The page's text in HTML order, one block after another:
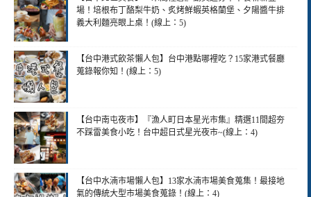
場！培根布丁酪梨牛奶、炙烤鮮蝦英格蘭堡、夕陽醬牛排
義大利麵亮眼上桌！(線上：5)
【台中港式飲茶懶人包】台中港點哪裡吃？15家港式餐廳
蒐錄報你知！(線上：5)
【台中南屯夜市】『漁人町日本星光市集』精選11間超夯
不踩雷美食小吃！台中超日式星光夜市~(線上：4)
【台中水湳市場懶人包】13家水湳市場美食蒐集！最接地
氣的傳統大型市場美食蒐錄！(線上：4)